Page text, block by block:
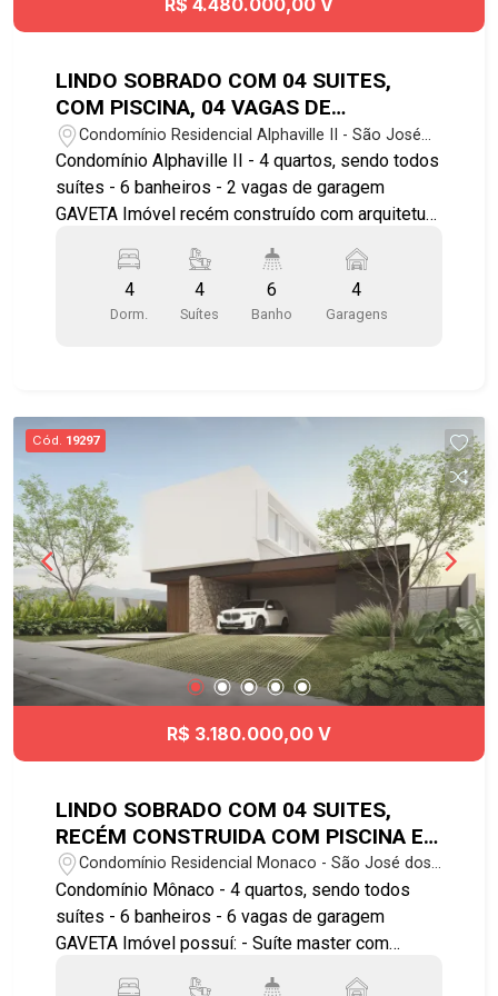
R$ 4.480.000,00 V
LINDO SOBRADO COM 04 SUITES,
COM PISCINA, 04 VAGAS DE
GARAGEM, RECÉM CONSTRUÍDA NO
CONDOMINIO ALPHAVILLE II
Condomínio Residencial Alphaville II - São José
dos Campos/SP
Condomínio Alphaville II - 4 quartos, sendo todos
suítes - 6 banheiros - 2 vagas de garagem
GAVETA Imóvel recém construído com arquitetura
com sala de jantar e a churrasqueira; - Piscina e
jardim; - Suíte master com banheira, cuba dupla
para o casal; - Quartos no piso superior; -
Bicicletário - Portaria e segurança 24 hs Próximo
de parques e praças Localizado próximo a
universidade Univap Agende já sua visita!!
4
Dorm.
4
Suítes
6
Banho
4
Garagens
Cód. 19297
R$ 3.180.000,00 V
LINDO SOBRADO COM 04 SUITES,
RECÉM CONSTRUIDA COM PISCINA E
06 VAGAS DE GARAGEM
Condomínio Residencial Monaco - São José dos
Campos/SP
Condomínio Mônaco - 4 quartos, sendo todos
suítes - 6 banheiros - 6 vagas de garagem
GAVETA Imóvel possuí: - Suíte master com